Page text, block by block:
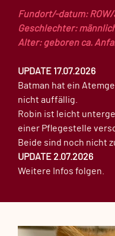
Fundort/-datum:
Geschlechter:
Alter: geboren ca.
UPDATE 17.07.2026
Batman hat ein
nicht auffällig.
Robin ist leicht
einer Pflegestelle
Beide sind noch nicht
UPDATE 2.07.2026
Weitere Infos folgen.